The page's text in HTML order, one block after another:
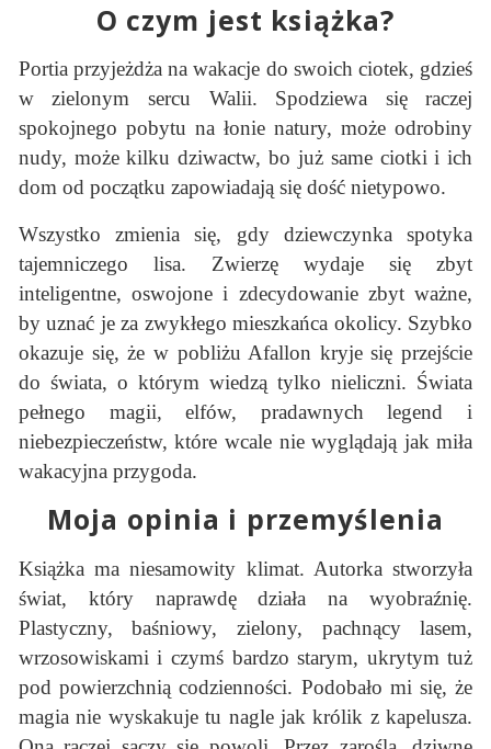
O czym jest książka?
Portia przyjeżdża na wakacje do swoich ciotek, gdzieś
w zielonym sercu Walii. Spodziewa się raczej
spokojnego pobytu na łonie natury, może odrobiny
nudy, może kilku dziwactw, bo już same ciotki i ich
dom od początku zapowiadają się dość nietypowo.
Wszystko zmienia się, gdy dziewczynka spotyka
tajemniczego lisa. Zwierzę wydaje się zbyt
inteligentne, oswojone i zdecydowanie zbyt ważne,
by uznać je za zwykłego mieszkańca okolicy. Szybko
okazuje się, że w pobliżu Afallon kryje się przejście
do świata, o którym wiedzą tylko nieliczni. Świata
pełnego magii, elfów, pradawnych legend i
niebezpieczeństw, które wcale nie wyglądają jak miła
wakacyjna przygoda.
Moja opinia i przemyślenia
Książka ma niesamowity klimat. Autorka stworzyła
świat, który naprawdę działa na wyobraźnię.
Plastyczny, baśniowy, zielony, pachnący lasem,
wrzosowiskami i czymś bardzo starym, ukrytym tuż
pod powierzchnią codzienności. Podobało mi się, że
magia nie wyskakuje tu nagle jak królik z kapelusza.